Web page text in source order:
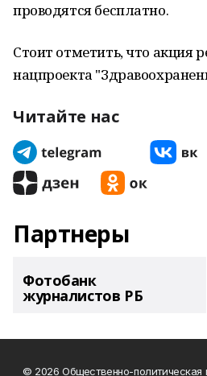
проводятся бесплатно.
Стоит отметить, что акция
нацпроекта
Читайте нас
Партнеры
Фотобанк
журналистов РБ
© 2026 Общественно-политическая